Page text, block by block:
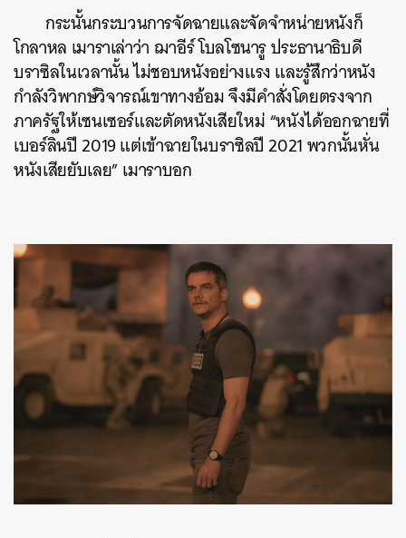
กระนั้นกระบวนการจัดฉายและจัดจำหน่ายหนังก็
โกลาหล เมาราเล่าว่า ฌาอีร์ โบลโซนารู ประธานาธิบดี
บราซิลในเวลานั้น ไม่ชอบหนังอย่างแรง และรู้สึกว่าหนัง
กำลังวิพากษ์วิจารณ์เขาทางอ้อม จึงมีคำสั่งโดยตรงจาก
ภาครัฐให้เซนเซอร์และตัดหนังเสียใหม่ “หนังได้ออกฉายที่
เบอร์ลินปี 2019 แต่เข้าฉายในบราซิลปี 2021 พวกนั้นหั่น
หนังเสียยับเลย” เมาราบอก
ค้นหา
SHARE TWEET LINE EMAIL